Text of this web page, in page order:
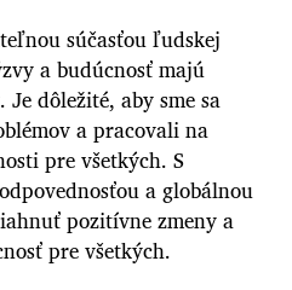
súčasťou ľudskej
a budúcnosť majú
dôležité, aby sme sa
a pracovali na
pre všetkých. S
a globálnou
pozitívne zmeny a
pre všetkých.